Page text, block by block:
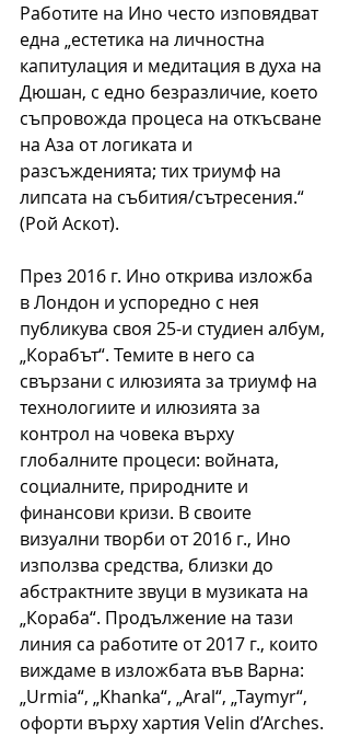
Работите на Ино често изповядват
една „естетика на личностна
капитулация и медитация в духа на
Дюшан, с едно безразличие, което
съпровожда процеса на откъсване
на Аза от логиката и
разсъжденията; тих триумф на
липсата на събития/сътресения.“
(Рой Аскот).
През 2016 г. Ино открива изложба
в Лондон и успоредно с нея
публикува своя 25-и студиен албум,
„Корабът“. Темите в него са
свързани с илюзията за триумф на
технологиите и илюзията за
контрол на човека върху
глобалните процеси: войната,
социалните, природните и
финансови кризи. В своите
визуални творби от 2016 г., Ино
използва средства, близки до
абстрактните звуци в музиката на
„Кораба“. Продължение на тази
линия са работите от 2017 г., които
виждаме в изложбата във Варна:
„Urmia“, „Khanka“, „Aral“, „Taymyr“,
офорти върху хартия Velin d’Arches.